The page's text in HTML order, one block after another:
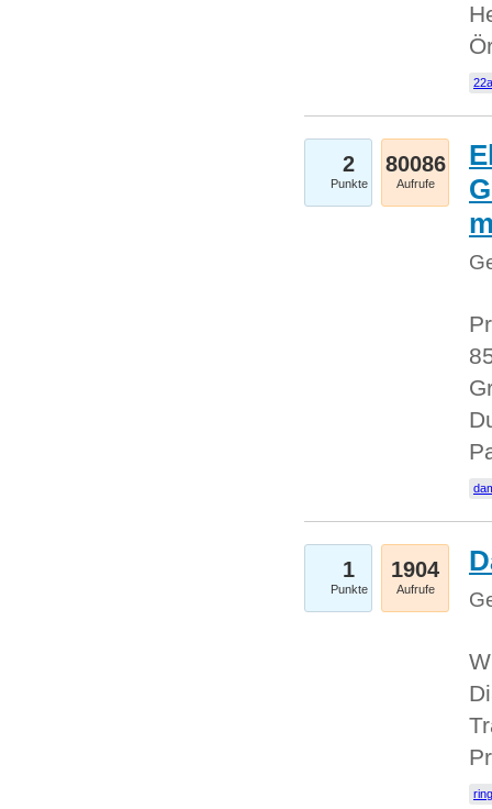
2
Punkte
80086
Aufrufe
1
Punkte
1904
Aufrufe
ring